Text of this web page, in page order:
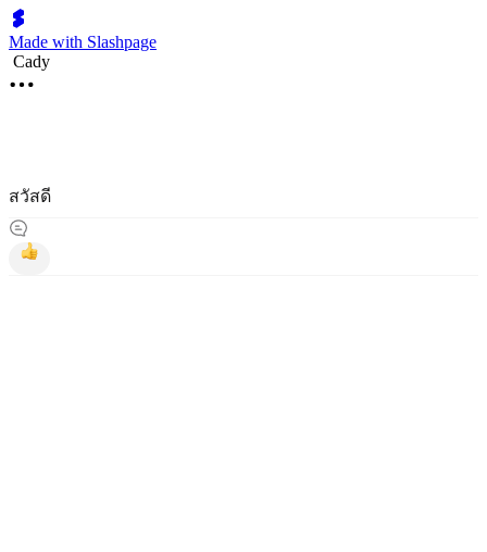
Made with Slashpage
Cady
สวัสดี